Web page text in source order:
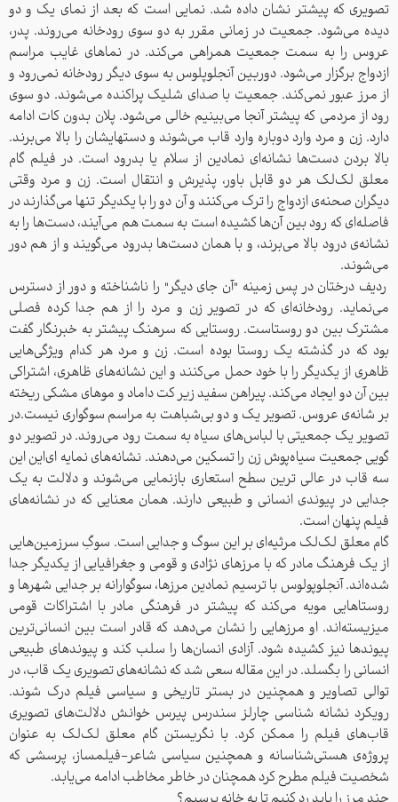
تصویری که پیشتر نشان داده شد. نمایی است که بعد از نمای یک و دو
دیده می‌شود. جمعیت در زمانی مقرر به دو سوی رودخانه‌ می‌روند. پدر،
عروس را به سمت جمعیت همراهی می‌کند. در نماهای غایب مراسم
ازدواج برگزار می‌شود. دوربین آنجلوپلوس به سوی دیگر رودخانه‌ نمی‌رود و
از مرز عبور نمی‌کند. جمعیت با صدای شلیک پراکنده می‌شوند. دو سوی
رود از مردمی که پیشتر آنجا می‌بینیم خالی می‌شود. پلان بدون کات ادامه
دارد. زن و مرد وارد دوباره وارد قاب می‌شوند و دستهایشان را بالا می‌برند.
بالا بردن دست‌ها نشانه‌ای نمادین از سلام یا بدرود است. در فیلم گام
معلق لک‌لک هر دو قابل باور، پذیرش و انتقال است. زن و مرد وقتی
دیگران صحنه‌ی ازدواج را ترک می‌کنند و آن دو را با یکدیگر تنها می‌گذارند در
فاصله‌ای که رود بین آن‌ها کشیده است به سمت هم می‌آیند، دست‌ها را به
نشانه‌ی درود بالا می‌برند، و با همان دست‌ها بدرود می‌گویند و از هم دور
می‌شوند.
ردیف درختان در پس زمینه "آن جای دیگر" را ناشناخته و دور از دسترس
می‌نماید. رودخانه‌ای که در تصویر زن و مرد را از هم جدا کرده فصلی
مشترک بین دو روستاست. روستایی که سرهنگ پیشتر به خبرنگار گفت
بود که در گذشته یک روستا بوده است. زن و مرد هر کدام ویژگی‌هایی
ظاهری از یکدیگر را با خود حمل می‌کنند و این نشانه‌های ظاهری، اشتراکی
بین آن دو ایجاد می‌کند. پیراهن سفید زیر کت داماد و موهای مشکی ریخته
بر شانه‌ی عروس.تصویر یک و دو بی‌شباهت به مراسم سوگواری نیست.در
تصویر یک جمعیتی با لباس‌های سیاه به سمت رود می‌روند. در تصویر دو
گویی جمعیت سیاه‌پوش زن را تسکین می‌دهند. نشانه‌های نمایه ای‌این ‌این
سه قاب در عالی ترین سطح استعاری بازنمایی می‌شوند و دلالت به یک
جدایی در پیوندی انسانی و طبیعی دارند. همان معنایی که در نشانه‌‎های
فیلم پنهان است.
گام معلق لک‌لک مرثیه‌ای بر این سوگ و جدایی است. سوگِ سرزمین‌هایی
از یک فرهنگ مادر که با مرزهای نژادی و قومی و جغرافیایی از یکدیگر جدا
شده‌اند. آنجلوپولوس با ترسیم نمادین مرزها، سوگوارانه بر جدایی شهرها و
روستاهایی مویه می‌کند که پیشتر در فرهنگی مادر با اشتراکات قومی
میزیسته‌اند. او مرزهایی را نشان می‌دهد که قادر است بین انسانی‌ترین
پیوند‌ها نیز کشیده ‌شود. آزادی انسان‌ها را سلب کند و پیوند‌های طبیعی
انسانی را بگسلد.
در این مقاله سعی شد که نشانه‎‌های تصویری یک قاب، در
توالی تصاویر و همچنین در بستر تاریخی و سیاسی فیلم درک شوند.
رویکرد نشانه شناسی چارلز سندرس پیرس خوانش دلالت‌‌های تصویری
قاب‌های فیلم را ممکن کرد. با نگریستن گام معلق لک‌لک به عنوان
پروژه‌ی هستی‌شناسانه و همچنین سیاسی شاعر-فیلمساز، پرسشی که
شخصیت فیلم مطرح کرد همچنان در خاطر مخاطب ادامه‌ می‌یابد.